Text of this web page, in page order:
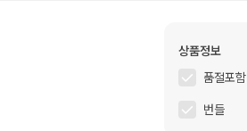
상품정보
품절포함
번들